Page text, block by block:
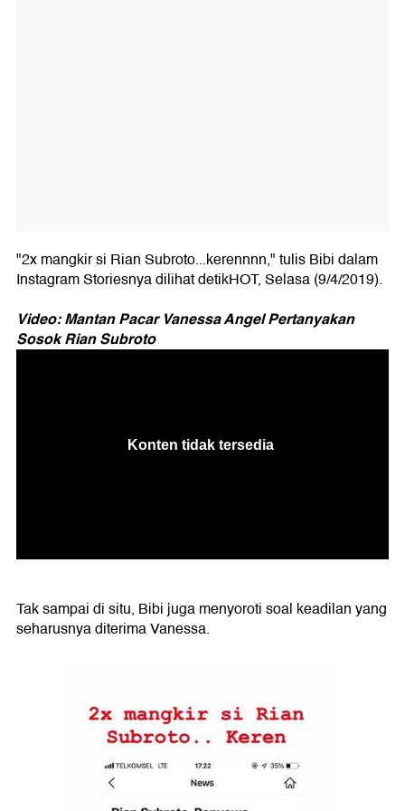
"2x mangkir si Rian Subroto...kerennnn," tulis Bibi dalam
Instagram Storiesnya dilihat detikHOT, Selasa (9/4/2019).
Video: Mantan Pacar Vanessa Angel Pertanyakan
Sosok Rian Subroto
Tak sampai di situ, Bibi juga menyoroti soal keadilan yang
seharusnya diterima Vanessa.